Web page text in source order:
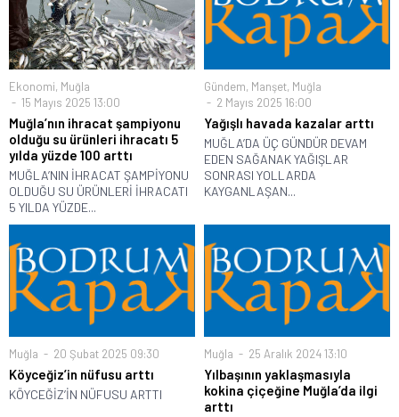
Ekonomi, Muğla
15 Mayıs 2025 13:00
Muğla’nın ihracat şampiyonu
olduğu su ürünleri ihracatı 5
yılda yüzde 100 arttı
MUĞLA’NIN İHRACAT ŞAMPİYONU
OLDUĞU SU ÜRÜNLERİ İHRACATI
5 YILDA YÜZDE...
Gündem, Manşet, Muğla
2 Mayıs 2025 16:00
Yağışlı havada kazalar arttı
MUĞLA’DA ÜÇ GÜNDÜR DEVAM
EDEN SAĞANAK YAĞIŞLAR
SONRASI YOLLARDA
KAYGANLAŞAN...
Muğla 20 Şubat 2025 09:30
Köyceğiz’in nüfusu arttı
KÖYCEĞİZ’İN NÜFUSU ARTTI
Muğla 25 Aralık 2024 13:10
Yılbaşının yaklaşmasıyla
kokina çiçeğine Muğla’da ilgi
arttı